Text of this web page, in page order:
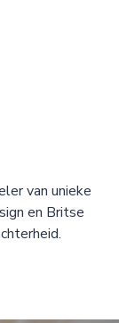
van unieke
en Britse